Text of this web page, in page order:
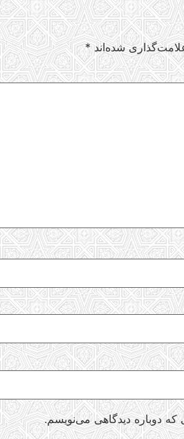
شده‌اند*
که دوباره دیدگاهی می‌نویسم.